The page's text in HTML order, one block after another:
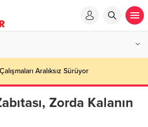
Geçiş Tercih ve Yerleştirme Kılavuzu
– Nefes Gazetesi – Kocaeli Haber
Zorda Kalanın